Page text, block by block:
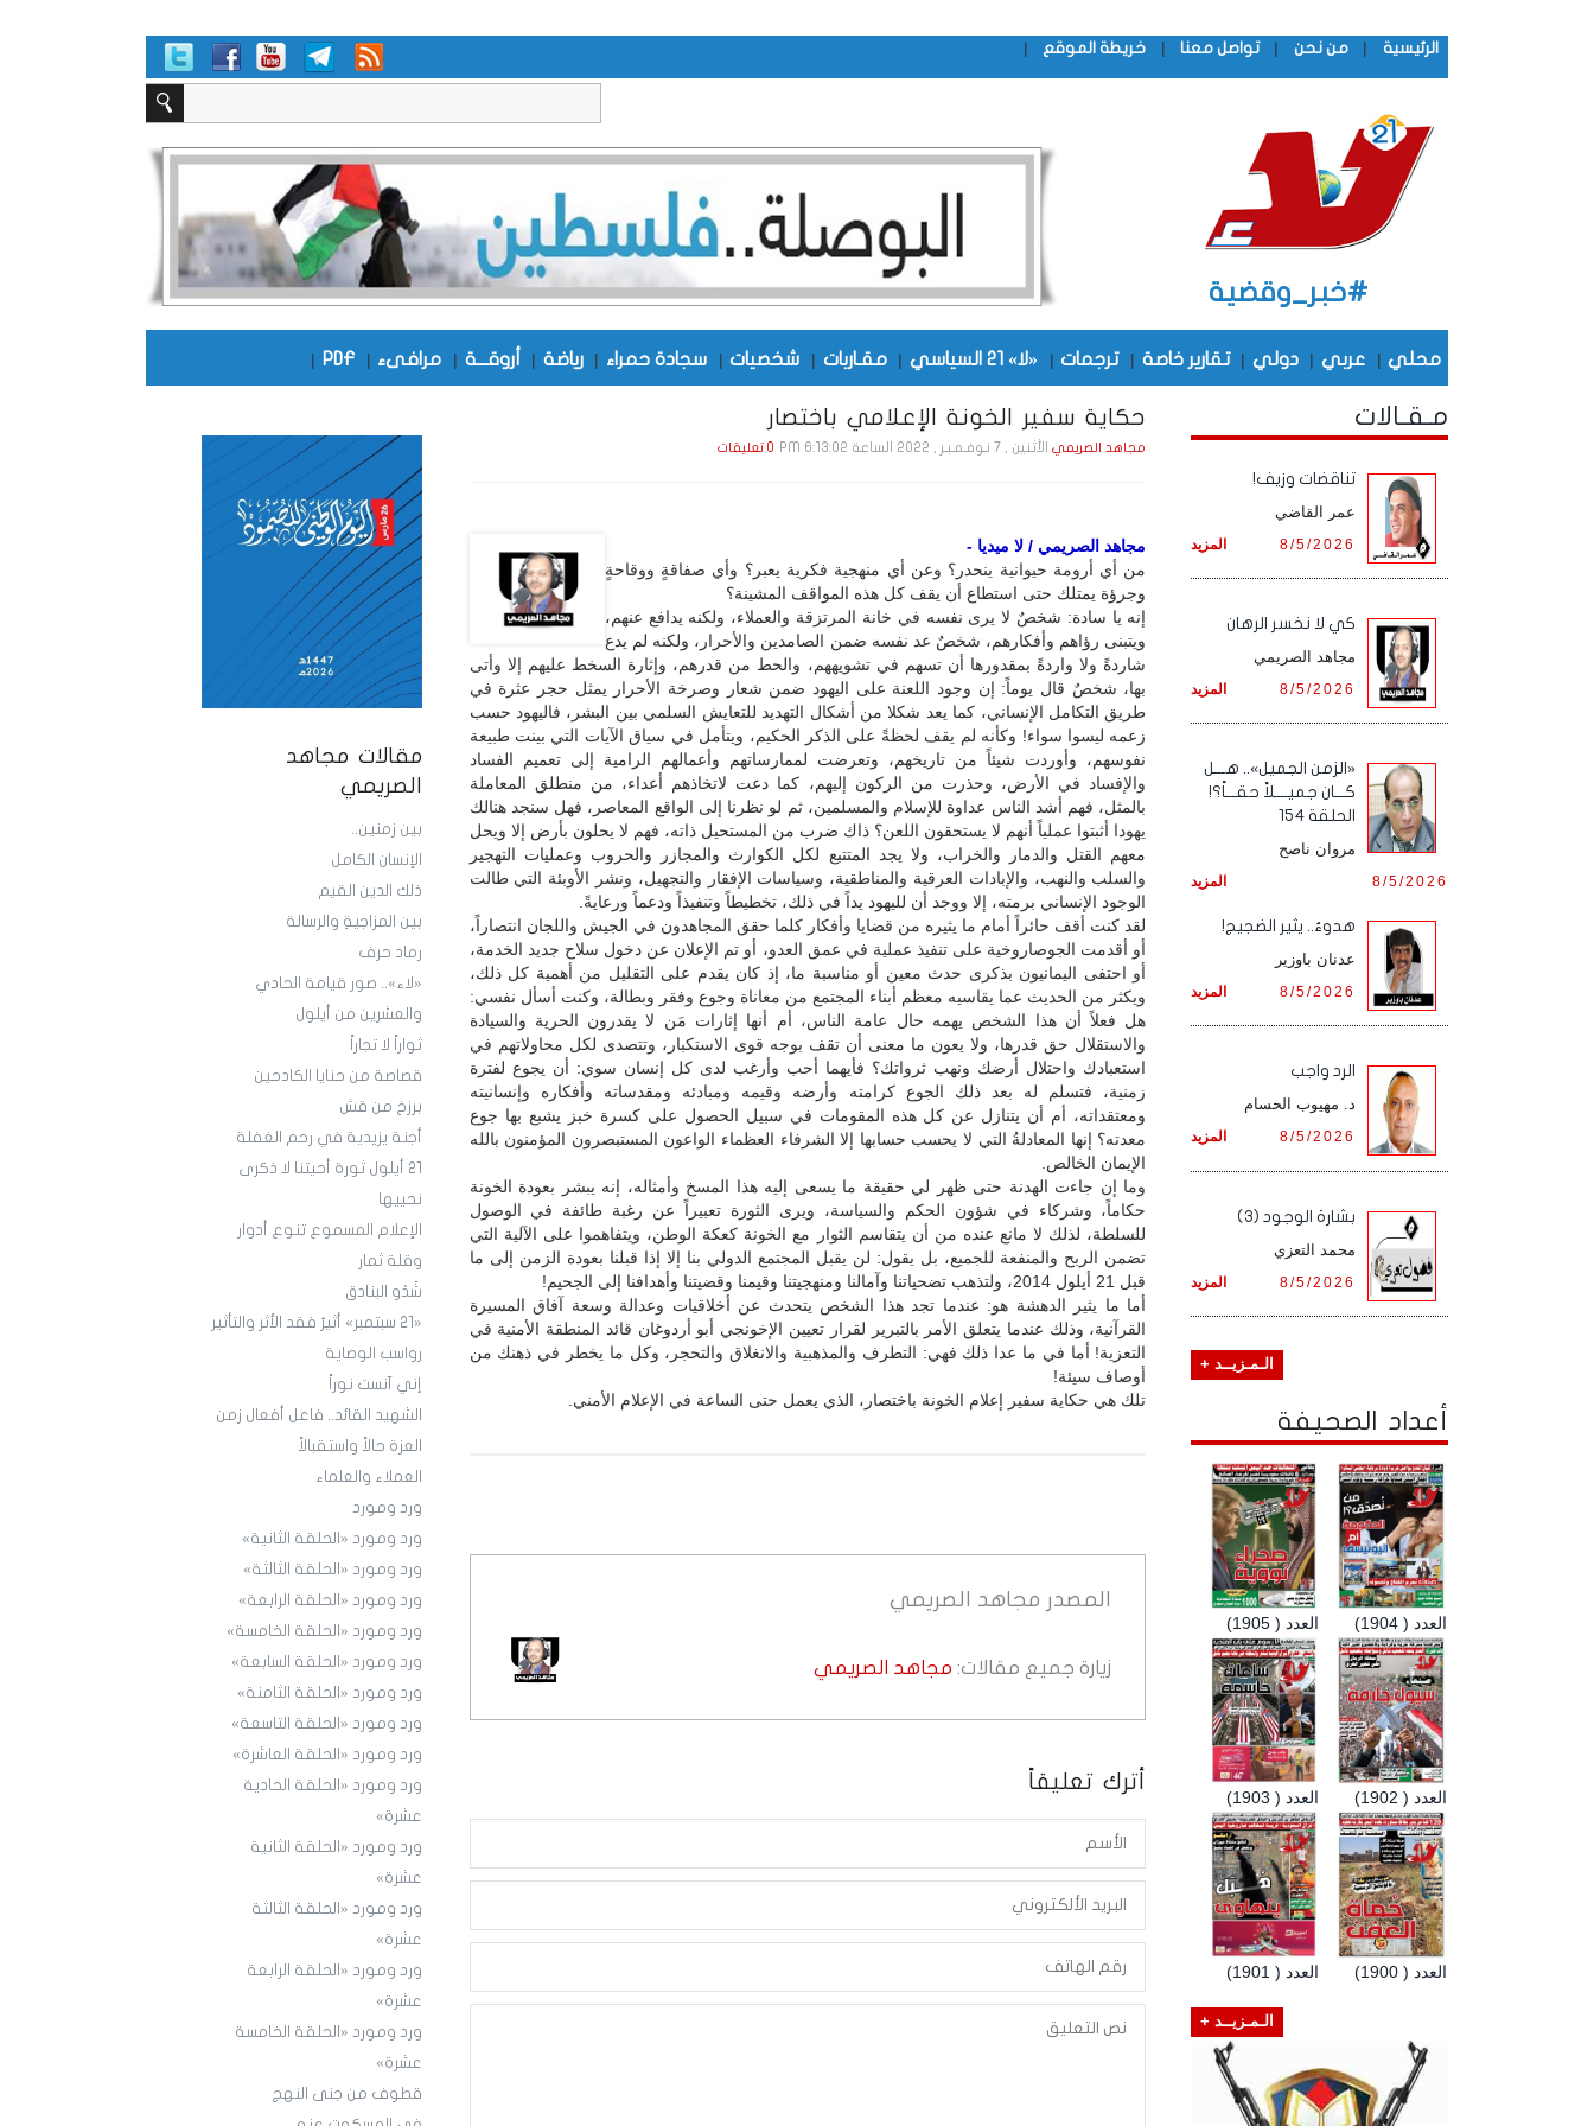
الرئيسية | من نحن | تواصل معنا | خريطة الموقع |
#خبر_وقضية
محلي | عربي | دولي | تقارير خاصة | ترجمات | «لا» 21 السياسي | مقـاربات | شخصيات | سجادة حمراء | رياضة | أروقـــة | مرافىء |
PDF
|
مقالات مجاهد
الصريمي
بين زمنين..
الإنسان الكامل
ذلك الدين القيم
بين المزاجيةِ والرسالة
رماد حرف
«لاء».. صور قيامة الحادي
والعشرين من أيلول
ثواراً لا تجاراً
قصاصة من حنايا الكادحين
برزخ من قش
أجنة يزيدية في رحم الغفلة
21 أيلول ثورة أحيتنا لا ذكرى
نحييها
الإعلام المسموع تنوع أدوار
وقلة ثمار
شَدْو البنادق
«21 سبتمبر» أثيرٌ فقد الأثر والتأثير
رواسب الوصاية
إني آنست نوراً
الشهيد القائد.. فاعل أفعال زمن
العزة حالاً واستقبالاً
العملاء والعلماء
ورد ومورد
ورد ومورد «الحلقة الثانية»
ورد ومورد «الحلقة الثالثة»
ورد ومورد «الحلقة الرابعة»
ورد ومورد «الحلقة الخامسة»
ورد ومورد «الحلقة السابعة»
ورد ومورد «الحلقة الثامنة»
ورد ومورد «الحلقة التاسعة»
ورد ومورد «الحلقة العاشرة»
ورد ومورد «الحلقة الحادية
عشرة»
ورد ومورد «الحلقة الثانية
عشرة»
ورد ومورد «الحلقة الثالثة
عشرة»
ورد ومورد «الحلقة الرابعة
عشرة»
ورد ومورد «الحلقة الخامسة
عشرة»
قطوف من جنى النهج
حكاية سفير الخونة الإعلامي باختصار
مجاهد الصريميالأثنين , 7 نـوفـمـبـر , 2022 الساعة 6:13:02 PM 0 تعليقات
مجاهد الصريمي / لا ميديا -
من أي أرومة حيوانية ينحدر؟ وعن أي منهجية فكرية يعبر؟ وأي صفاقةٍ ووقاحةٍ
وجرؤة يمتلك حتى استطاع أن يقف كل هذه المواقف المشينة؟
إنه يا سادة: شخصٌ لا يرى نفسه في خانة المرتزقة والعملاء، ولكنه يدافع عنهم،
ويتبنى رؤاهم وأفكارهم، شخصٌ عد نفسه ضمن الصامدين والأحرار، ولكنه لم يدع
شاردةً ولا واردةً بمقدورها أن تسهم في تشويههم، والحط من قدرهم، وإثارة السخط عليهم إلا وأتى
بها، شخصٌ قال يوماً: إن وجود اللعنة على اليهود ضمن شعار وصرخة الأحرار يمثل حجر عثرة في
طريق التكامل الإنساني، كما يعد شكلا من أشكال التهديد للتعايش السلمي بين البشر، فاليهود حسب
زعمه ليسوا سواء! وكأنه لم يقف لحظةً على الذكر الحكيم، ويتأمل في سياق الآيات التي بينت طبيعة
نفوسهم، وأوردت شيئاً من تاريخهم، وتعرضت لممارساتهم وأعمالهم الرامية إلى تعميم الفساد
والإفساد في الأرض، وحذرت من الركون إليهم، كما دعت لاتخاذهم أعداء، من منطلق المعاملة
بالمثل، فهم أشد الناس عداوة للإسلام والمسلمين، ثم لو نظرنا إلى الواقع المعاصر، فهل سنجد هنالك
يهودا أثبتوا عملياً أنهم لا يستحقون اللعن؟ ذاك ضرب من المستحيل ذاته، فهم لا يحلون بأرض إلا ويحل
معهم القتل والدمار والخراب، ولا يجد المتتبع لكل الكوارث والمجازر والحروب وعمليات التهجير
والسلب والنهب، والإبادات العرقية والمناطقية، وسياسات الإفقار والتجهيل، ونشر الأوبئة التي طالت
الوجود الإنساني برمته، إلا ووجد أن لليهود يداً في ذلك، تخطيطاً وتنفيذاً ودعماً ورعايةً.
لقد كنت أقف حائراً أمام ما يثيره من قضايا وأفكار كلما حقق المجاهدون في الجيش واللجان انتصاراً،
أو أقدمت الجوصاروخية على تنفيذ عملية في عمق العدو، أو تم الإعلان عن دخول سلاح جديد الخدمة،
أو احتفى اليمانيون بذكرى حدث معين أو مناسبة ما، إذ كان يقدم على التقليل من أهمية كل ذلك،
ويكثر من الحديث عما يقاسيه معظم أبناء المجتمع من معاناة وجوع وفقر وبطالة، وكنت أسأل نفسي:
هل فعلاً أن هذا الشخص يهمه حال عامة الناس، أم أنها إثارات مَن لا يقدرون الحرية والسيادة
والاستقلال حق قدرها، ولا يعون ما معنى أن تقف بوجه قوى الاستكبار، وتتصدى لكل محاولاتهم في
استعبادك واحتلال أرضك ونهب ثرواتك؟ فأيهما أحب وأرغب لدى كل إنسان سوي: أن يجوع لفترة
زمنية، فتسلم له بعد ذلك الجوع كرامته وأرضه وقيمه ومبادئه ومقدساته وأفكاره وإنسانيته
ومعتقداته، أم أن يتنازل عن كل هذه المقومات في سبيل الحصول على كسرة خبز يشبع بها جوع
معدته؟ إنها المعادلةُ التي لا يحسب حسابها إلا الشرفاء العظماء الواعون المستبصرون المؤمنون بالله
الإيمان الخالص.
وما إن جاءت الهدنة حتى ظهر لي حقيقة ما يسعى إليه هذا المسخ وأمثاله، إنه يبشر بعودة الخونة
حكاماً، وشركاء في شؤون الحكم والسياسة، ويرى الثورة تعبيراً عن رغبة طائفة في الوصول
للسلطة، لذلك لا مانع عنده من أن يتقاسم الثوار مع الخونة كعكة الوطن، ويتفاهموا على الآلية التي
تضمن الربح والمنفعة للجميع، بل يقول: لن يقبل المجتمع الدولي بنا إلا إذا قبلنا بعودة الزمن إلى ما
قبل 21 أيلول 2014، ولتذهب تضحياتنا وآمالنا ومنهجيتنا وقيمنا وقضيتنا وأهدافنا إلى الجحيم!
أما ما يثير الدهشة هو: عندما تجد هذا الشخص يتحدث عن أخلاقيات وعدالة وسعة آفاق المسيرة
القرآنية، وذلك عندما يتعلق الأمر بالتبرير لقرار تعيين الإخونجي أبو أردوغان قائد المنطقة الأمنية في
التعزية! أما في ما عدا ذلك فهي: التطرف والمذهبية والانغلاق والتحجر، وكل ما يخطر في ذهنك من
أوصاف سيئة!
تلك هي حكاية سفير إعلام الخونة باختصار، الذي يعمل حتى الساعة في الإعلام الأمني.
المصدر مجاهد الصريمي
زيارة جميع مقالات: مجاهد الصريمي
أترك تعليقاً
مـقـالات
تناقضات وزيف!
عمر القاضي
المزيد 8/5/2026
كي لا نخسر الرهان
مجاهد الصريمي
المزيد 8/5/2026
«الزمن الجميل».. هـــل
كـــان جميــــلاً حقـــاً؟!
الحلقة 154
مروان ناصح
المزيد 8/5/2026
هدوءٌ.. يثير الضجيج!
عدنان باوزير
المزيد 8/5/2026
الرد واجب
د. مهيوب الحسام
المزيد 8/5/2026
بشارة الوجود (3)
محمد التعزي
المزيد 8/5/2026
الـمـزيــد +
أعداد الصحيفة
العدد ( 1905) العدد ( 1904)
العدد ( 1903) العدد ( 1902)
العدد ( 1901) العدد ( 1900)
الـمـزيــد +